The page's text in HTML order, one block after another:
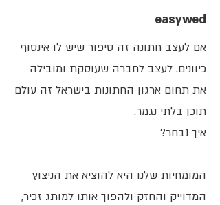
easywed
אם לעצב חתונה זה סיפור שיש לו אינסוף
כיוונים. לעצב לחברה שעוסקת ומובילה
את תחום ארגון החתונות בישראל זה עולם
תוכן בלתי נגמר.
איך נבחר?
​המומחיות שלנו היא להוציא את הניצוץ
המדוייק והחזק ולהפוך אותו למותג זכיר,